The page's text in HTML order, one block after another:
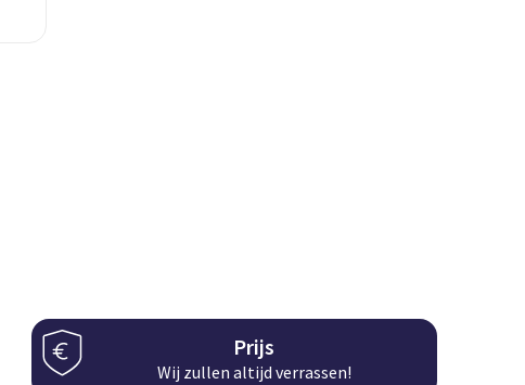
Prijs
Wij zullen altijd verrassen!